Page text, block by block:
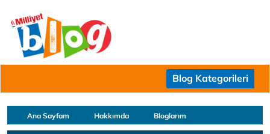
Blog Kategorileri
Ana Sayfam Hakkımda Bloglarım